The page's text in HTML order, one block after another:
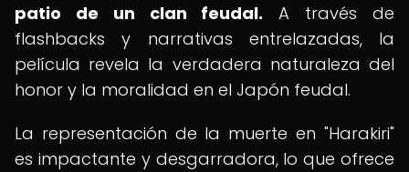
patio de un clan feudal. A través de
flashbacks y narrativas entrelazadas, la
película revela la verdadera naturaleza del
honor y la moralidad en el Japón feudal.
La representación de la muerte en "Harakiri"
es impactante y desgarradora, lo que ofrece